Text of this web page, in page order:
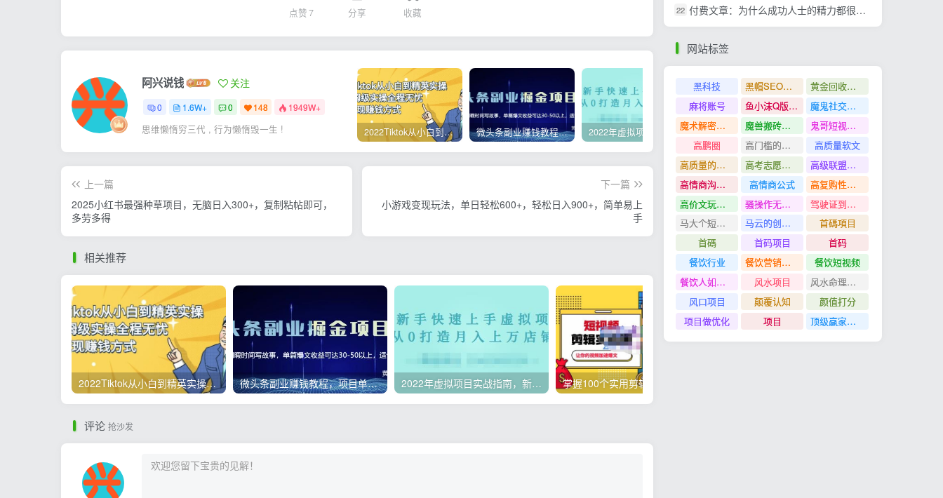
点赞7 分享 收藏
阿兴说钱 关注
0 1.6W+ 0 148 1949W+
思维懒惰穷三代 , 行为懒惰毁一生 ! 2022Tiktok从小白到精英实操，0-1保姆级实操全程无忧，多种变现赚钱方式 微头条副业赚钱教程，项目单号单天做到50-100+收益 掌握100个实用剪辑方法，让你的视频加速上热门
上一篇
2025小红书最强种草项目，无脑日入300+，复制粘帖即可，
多劳多得
下一篇
小游戏变现玩法，单日轻松600+，轻松日入900+，简单易上
手
相关推荐
2022Tiktok从小白到精英实操，0-1保姆级实操全程无忧，多种变现赚钱方式 微头条副业赚钱教程，项目单号单天做到50-100+收益 2022年虚拟项目实战指南，新手从0打造月入上万店铺【视频课程】
评论 抢沙发
22 付费文章：为什么成功人士的精力都很旺盛？
网站标签
黑科技 黑帽SEO案例分析
黄金回收奢侈品
麻将账号
鱼小沫Q版人物团练课
魔鬼社交实战课全套课程
魔术解密教程
魔兽搬砖搞钱
鬼哥短视频底层逻辑
高鹏圈
高门槛的生意
高质量软文
高质量的问答和知识分享
高考志愿填报
高级联盟营销教程
高情商沟通管理课
高情商公式
高复购性行业
高价文玩众筹分红项目
骚操作无脑裂变
驾驶证到期换证
马大个短视频投放课
马云的创业故事
首碼項目
首碼
首码项目
首码
餐饮行业
餐饮营销管理特训班
餐饮短视频
餐饮人如何用团购给门店拓客
风水项目
风水命理项目
风口项目
颠覆认知
颜值打分
项目做优化
项目 顶级赢家思维